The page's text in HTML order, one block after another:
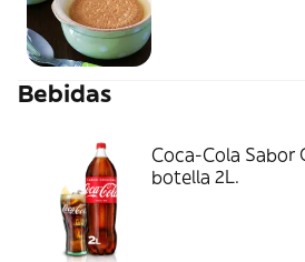
Bebidas
Coca-Cola Sabor
botella 2L.